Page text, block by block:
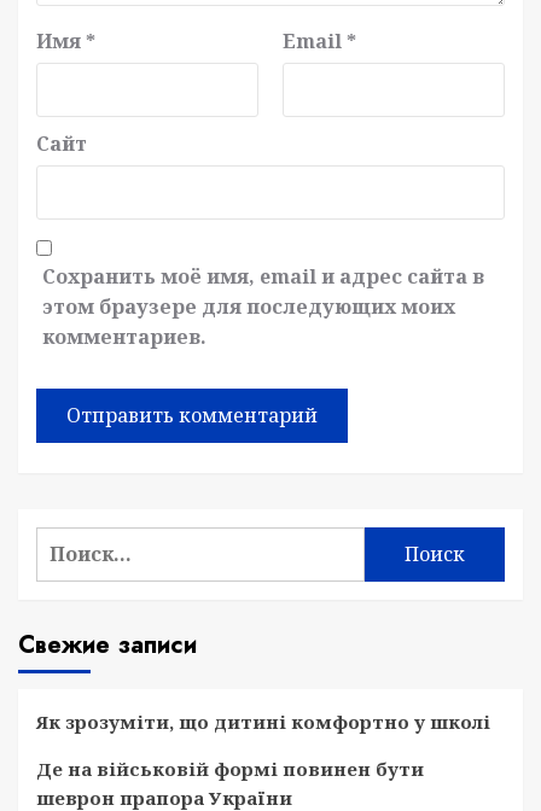
Имя * Email *
Сайт
Сохранить моё имя, email и адрес сайта в
этом браузере для последующих моих
комментариев.
Найти:
Свежие записи
Як зрозуміти, що дитині комфортно у школі
Де на військовій формі повинен бути
шеврон прапора України